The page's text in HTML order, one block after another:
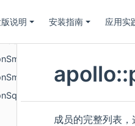
说明 安装指南 应用实
成员的完整列表